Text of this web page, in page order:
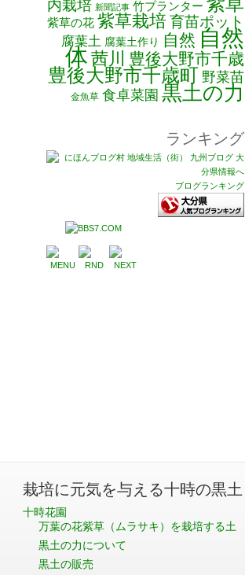
内栽培 新聞記事 竹プランター
紫草の花 紫草栽培育苗ポット
腐葉土 腐葉土作り 自然 自然
体 茜川 豊後大野市千歳
豊後大野市千歳町 野菜苗
金魚草 食卓菜園 黒土の力
ランキング
ブログランキング
栽培に元気を与える十時の黒土
十時花園
万葉の花紫草（ムラサキ）を栽培する土
黒土の力について
黒土の販売